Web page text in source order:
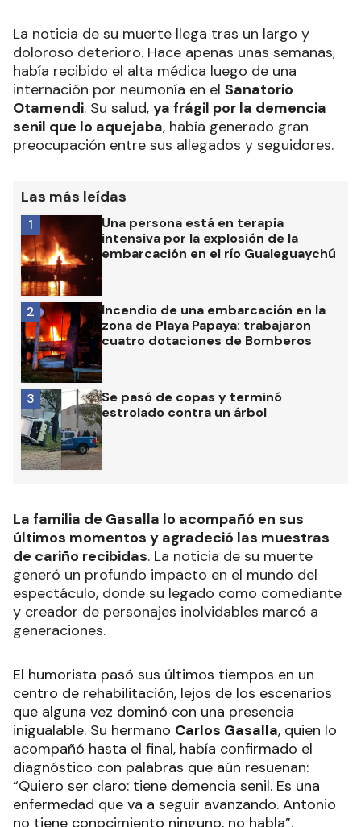
La noticia de su muerte llega tras un largo y
doloroso deterioro. Hace apenas unas semanas,
había recibido el alta médica luego de una
internación por neumonía en el Sanatorio
Otamendi. Su salud, ya frágil por la demencia
senil que lo aquejaba, había generado gran
preocupación entre sus allegados y seguidores.
Las más leídas
Una persona está en terapia
intensiva por la explosión de la
embarcación en el río Gualeguaychú
1
Incendio de una embarcación en la
zona de Playa Papaya: trabajaron
cuatro dotaciones de Bomberos
2
Se pasó de copas y terminó
estrolado contra un árbol
3
La familia de Gasalla lo acompañó en sus
últimos momentos y agradeció las muestras
de cariño recibidas. La noticia de su muerte
generó un profundo impacto en el mundo del
espectáculo, donde su legado como comediante
y creador de personajes inolvidables marcó a
generaciones.
El humorista pasó sus últimos tiempos en un
centro de rehabilitación, lejos de los escenarios
que alguna vez dominó con una presencia
inigualable. Su hermano Carlos Gasalla, quien lo
acompañó hasta el final, había confirmado el
diagnóstico con palabras que aún resuenan:
“Quiero ser claro: tiene demencia senil. Es una
enfermedad que va a seguir avanzando. Antonio
no tiene conocimiento ninguno, no habla”.